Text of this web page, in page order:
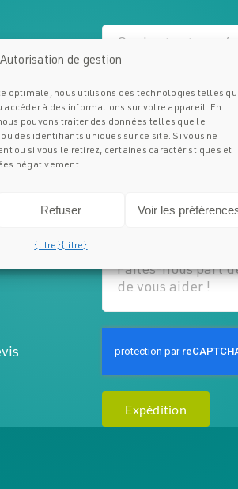
Autorisation de gestion
optimale, nous utilisons des technologies telles
à des informations sur votre appareil. En
pouvons traiter des données telles que le
des identifiants uniques sur ce site. Si vous ne
ou si vous le retirez, certaines caractéristiques et
négativement.
Refuser Voir les
{titre}{titre}
Expédition